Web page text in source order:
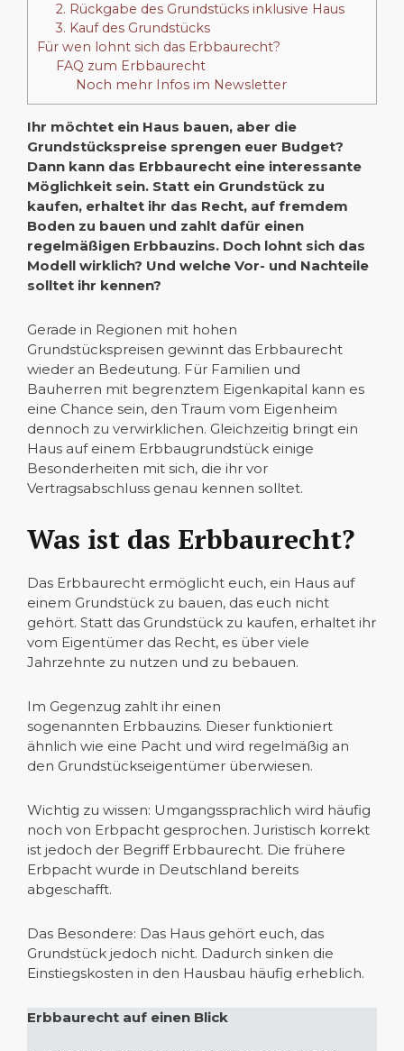
2. Rückgabe des Grundstücks inklusive Haus
3. Kauf des Grundstücks
Für wen lohnt sich das Erbbaurecht?
FAQ zum Erbbaurecht
Noch mehr Infos im Newsletter
Ihr möchtet ein Haus bauen, aber die
Grundstückspreise sprengen euer Budget?
Dann kann das Erbbaurecht eine interessante
Möglichkeit sein. Statt ein Grundstück zu
kaufen, erhaltet ihr das Recht, auf fremdem
Boden zu bauen und zahlt dafür einen
regelmäßigen Erbbauzins. Doch lohnt sich das
Modell wirklich? Und welche Vor- und Nachteile
solltet ihr kennen?
Gerade in Regionen mit hohen
Grundstückspreisen gewinnt das Erbbaurecht
wieder an Bedeutung. Für Familien und
Bauherren mit begrenztem Eigenkapital kann es
eine Chance sein, den Traum vom Eigenheim
dennoch zu verwirklichen. Gleichzeitig bringt ein
Haus auf einem Erbbaugrundstück einige
Besonderheiten mit sich, die ihr vor
Vertragsabschluss genau kennen solltet.
Was ist das Erbbaurecht?
Das Erbbaurecht ermöglicht euch, ein Haus auf
einem Grundstück zu bauen, das euch nicht
gehört. Statt das Grundstück zu kaufen, erhaltet ihr
vom Eigentümer das Recht, es über viele
Jahrzehnte zu nutzen und zu bebauen.
Im Gegenzug zahlt ihr einen
sogenannten Erbbauzins. Dieser funktioniert
ähnlich wie eine Pacht und wird regelmäßig an
den Grundstückseigentümer überwiesen.
Wichtig zu wissen: Umgangssprachlich wird häufig
noch von Erbpacht gesprochen. Juristisch korrekt
ist jedoch der Begriff Erbbaurecht. Die frühere
Erbpacht wurde in Deutschland bereits
abgeschafft.
Das Besondere: Das Haus gehört euch, das
Grundstück jedoch nicht. Dadurch sinken die
Einstiegskosten in den Hausbau häufig erheblich.
Erbbaurecht auf einen Blick